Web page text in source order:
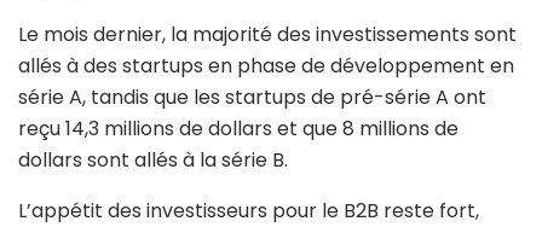
Le mois dernier, la majorité des investissements sont
allés à des startups en phase de développement en
série A, tandis que les startups de pré-série A ont
reçu 14,3 millions de dollars et que 8 millions de
dollars sont allés à la série B.
L’appétit des investisseurs pour le B2B reste fort,